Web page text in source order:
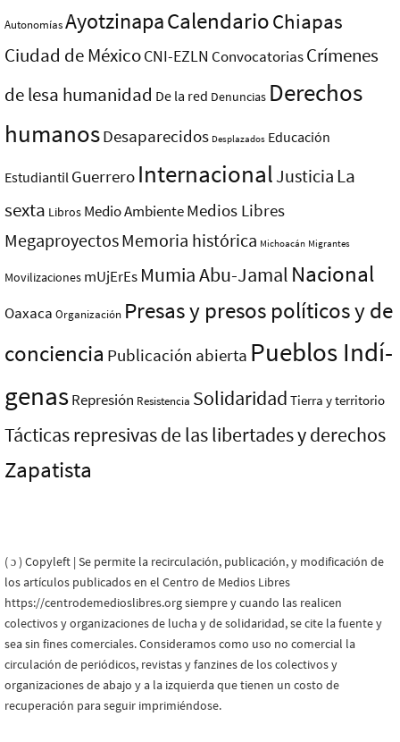
AutonomíasAyotzinapaCalendarioChiapas
Ciudad de MéxicoCNI-EZLN ConvocatoriasCrímenes
de lesa humanidad De la red Denuncias Derechos
humanosDesaparecidos Desplazados Educación
Estudiantil Guerrero InternacionalJusticia La
sexta Libros Medio AmbienteMedios Libres
MegaproyectosMemoria histórica Michoacán Migrantes
Movilizaciones mUjErEs Mumia Abu-Jamal Nacional
Oaxaca Organización Presas y presos polí­ticos y de
conciencia Publicación abierta Pueblos Indí­
genasRepresión Resistencia Solidaridad Tierra y territorio
Tácticas represivas de las libertades y derechos
Zapatista
( ɔ ) Copyleft | Se permite la recirculación, publicación, y modificación de
los artículos publicados en el Centro de Medios Libres
https://centrodemedioslibres.org siempre y cuando las realicen
colectivos y organizaciones de lucha y de solidaridad, se cite la fuente y
sea sin fines comerciales. Consideramos como uso no comercial la
circulación de periódicos, revistas y fanzines de los colectivos y
organizaciones de abajo y a la izquierda que tienen un costo de
recuperación para seguir imprimiéndose.